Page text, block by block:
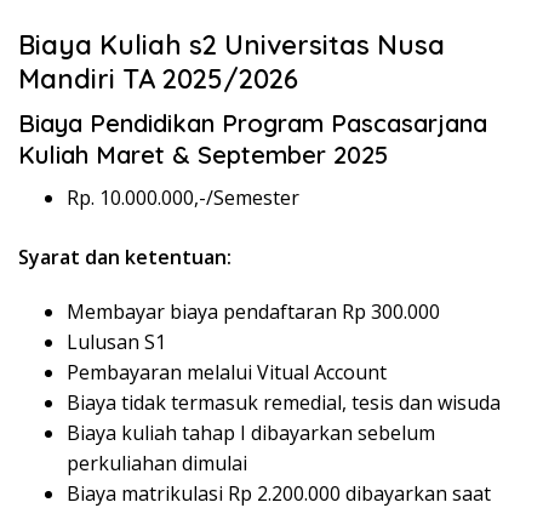
Biaya Kuliah s2 Universitas Nusa
Mandiri TA 2025/2026
Biaya Pendidikan Program Pascasarjana
Kuliah Maret & September 2025
Rp. 10.000.000,-/Semester
Syarat dan ketentuan:
Membayar biaya pendaftaran Rp 300.000
Lulusan S1
Pembayaran melalui Vitual Account
Biaya tidak termasuk remedial, tesis dan wisuda
Biaya kuliah tahap I dibayarkan sebelum
perkuliahan dimulai
Biaya matrikulasi Rp 2.200.000 dibayarkan saat